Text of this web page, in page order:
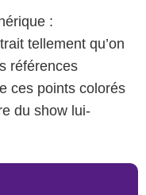
:
tellement qu’on
références
ces points colorés
du show lui-